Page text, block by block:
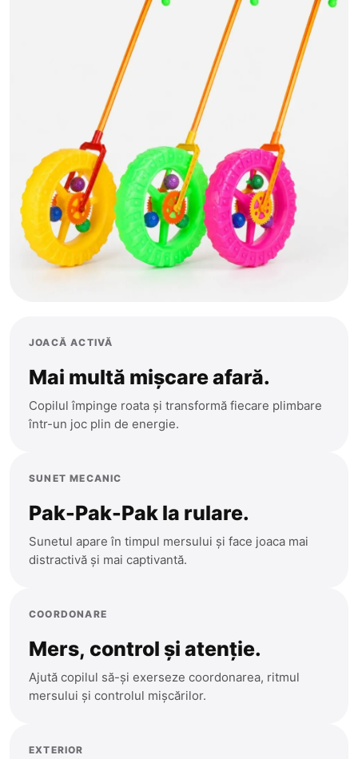
JOACĂ ACTIVĂ
Mai multă mișcare afară.
Copilul împinge roata și transformă fiecare plimbare
într-un joc plin de energie.
SUNET MECANIC
Pak-Pak-Pak la rulare.
Sunetul apare în timpul mersului și face joaca mai
distractivă și mai captivantă.
COORDONARE
Mers, control și atenție.
Ajută copilul să-și exerseze coordonarea, ritmul
mersului și controlul mișcărilor.
EXTERIOR
CATEGORII
Precomanda
Sport
Teleghidate
Arme
Anenii Noi
Basarabeasca
Briceni
Cahul
Calarasi
Ceadir-Lunga
Chisinau